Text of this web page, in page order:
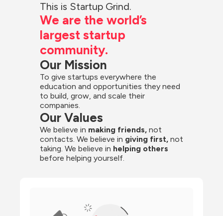
This is Startup Grind.
We are the world’s
largest startup
community.
Our Mission
To give startups everywhere the
education and opportunities they need
to build, grow, and scale their
companies.
Our Values
We believe in making friends, not
contacts. We believe in giving first, not
taking. We believe in helping others
before helping yourself.